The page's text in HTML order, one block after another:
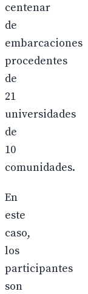
centenar
de
embarcaciones
procedentes
de
21
universidades
de
10
comunidades.
En
este
caso,
los
participantes
son